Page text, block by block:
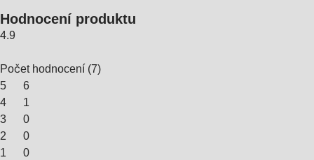
Hodnocení produktu
4.9
Počet hodnocení (7)
5
6
4
1
3
0
2
0
1
0